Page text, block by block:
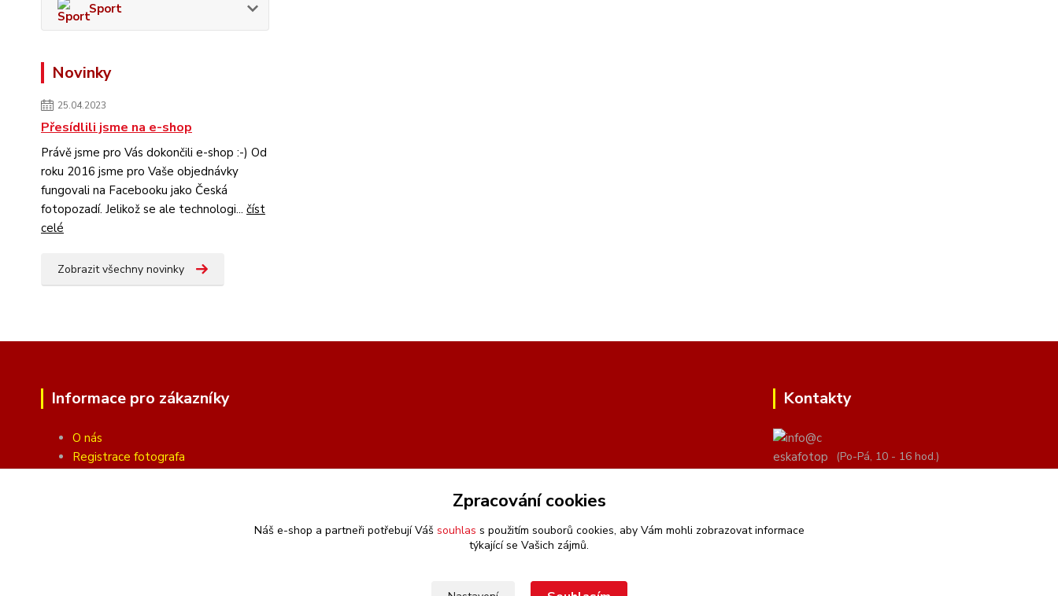
Sport
Novinky
25.04.2023
Přesídlili jsme na e-shop
Právě jsme pro Vás dokončili e-shop :-) Od
roku 2016 jsme pro Vaše objednávky
fungovali na Facebooku jako Česká
fotopozadí. Jelikož se ale technologi... číst
celé
Zobrazit všechny novinky
Informace pro zákazníky
O nás
Registrace fotografa
Kontakty
(Po-Pá, 10 - 16 hod.)
Zpracování cookies
Náš e-shop a partneři potřebují Váš souhlas s použitím souborů cookies, aby Vám mohli zobrazovat informace
týkající se Vašich zájmů.